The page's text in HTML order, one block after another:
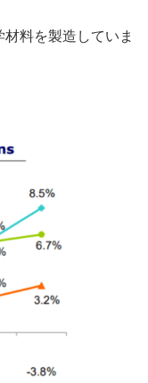
料を製造していま